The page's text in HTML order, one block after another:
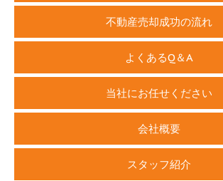
不動産売却成功の流れ
よくあるQ＆A
当社にお任せください
会社概要
スタッフ紹介